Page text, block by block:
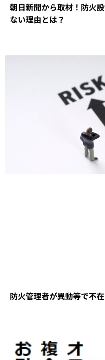
朝日新聞から取材！防火
ない理由とは？
防火管理者が異動等で不